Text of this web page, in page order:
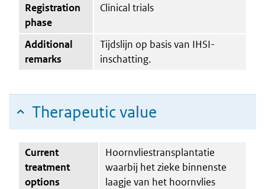
Registration
phase
Clinical trials
Additional
remarks
Tijdslijn op basis van IHSI-
inschatting.
Therapeutic value
Current
treatment
options
Hoornvliestransplantatie
waarbij het zieke binnenste
laagje van het hoornvlies